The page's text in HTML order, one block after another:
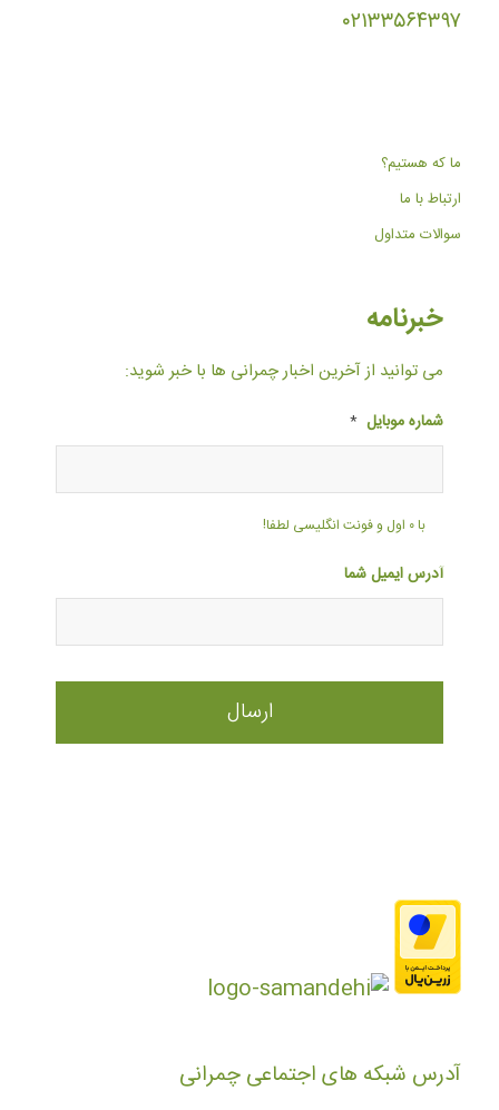
۰۲۱۳۳۵۶۴۳۹۷
ما که هستیم؟
ارتباط با ما
سوالات متداول
خبرنامه
می توانید از آخرین اخبار چمرانی ها با خبر شوید:
شماره موبایل *
با ۰ اول و فونت انگلیسی لطفا!
آدرس ایمیل شما
آدرس شبکه های اجتماعی چمرانی